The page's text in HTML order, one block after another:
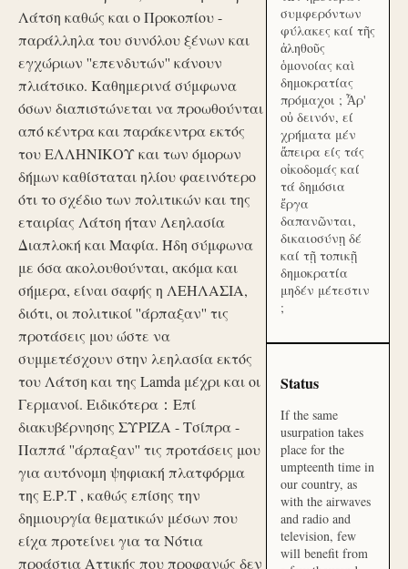
Λάτση καθώς και ο Προκοπίου -
παράλληλα του συνόλου ξένων και
εγχώριων ''επενδυτών'' κάνουν
πλιάτσικο. Καθημερινά σύμφωνα
όσων διαπιστώνεται να προωθούνται
από κέντρα και παράκεντρα εκτός
του ΕΛΛΗΝΙΚΟΥ και των όμορων
δήμων καθίσταται ηλίου φαεινότερο
ότι το σχέδιο των πολιτικών και της
εταιρίας Λάτση ήταν Λεηλασία
Διαπλοκή και Μαφία. Ήδη σύμφωνα
με όσα ακολουθούνται, ακόμα και
σήμερα, είναι σαφής η ΛΕΗΛΑΣΙΑ,
διότι, οι πολιτικοί ''άρπαξαν'' τις
προτάσεις μου ώστε να
συμμετέσχουν στην λεηλασία εκτός
του Λάτση και της Lamda μέχρι και οι
Γερμανοί. Ειδικότερα：Επί
διακυβέρνησης ΣΥΡΙΖΑ - Τσίπρα -
Παππά ''άρπαξαν'' τις προτάσεις μου
για αυτόνομη ψηφιακή πλατφόρμα
της Ε.Ρ.Τ , καθώς επίσης την
δημιουργία θεματικών μέσων που
είχα προτείνει για τα Νότια
προάστια Αττικής που προφανώς δεν
συμφερόντων
φύλακες καί τῆς
ἀληθοῦς
ὁμονοίας καὶ
δημοκρατίας
πρόμαχοι ; Ἆρ'
οὐ δεινόν, εί
χρήματα μέν
ἄπειρα είς τάς
οἰκοδομάς καί
τά δημόσια
ἔργα
δαπανῶνται,
δικαιοσύνῃ δέ
καί τῇ τοπικῇ
δημοκρατία
μηδέν μέτεστιν
;
Status
If the same
usurpation takes
place for the
umpteenth time in
our country, as
with the airwaves
and radio and
television, few
will benefit from